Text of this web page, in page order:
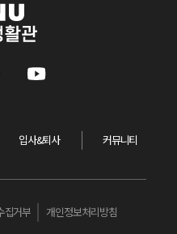
입사&퇴사 커뮤니티
집거부 개인정보처리방침